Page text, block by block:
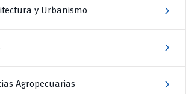
y Urbanismo chevron_right
chevron_right
Agropecuarias chevron_right